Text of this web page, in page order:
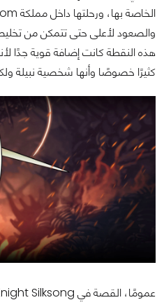
والصعود لأعلى حتى تتمكن من
كثيرًا خصوصًا وأنها شخصية نبيلة